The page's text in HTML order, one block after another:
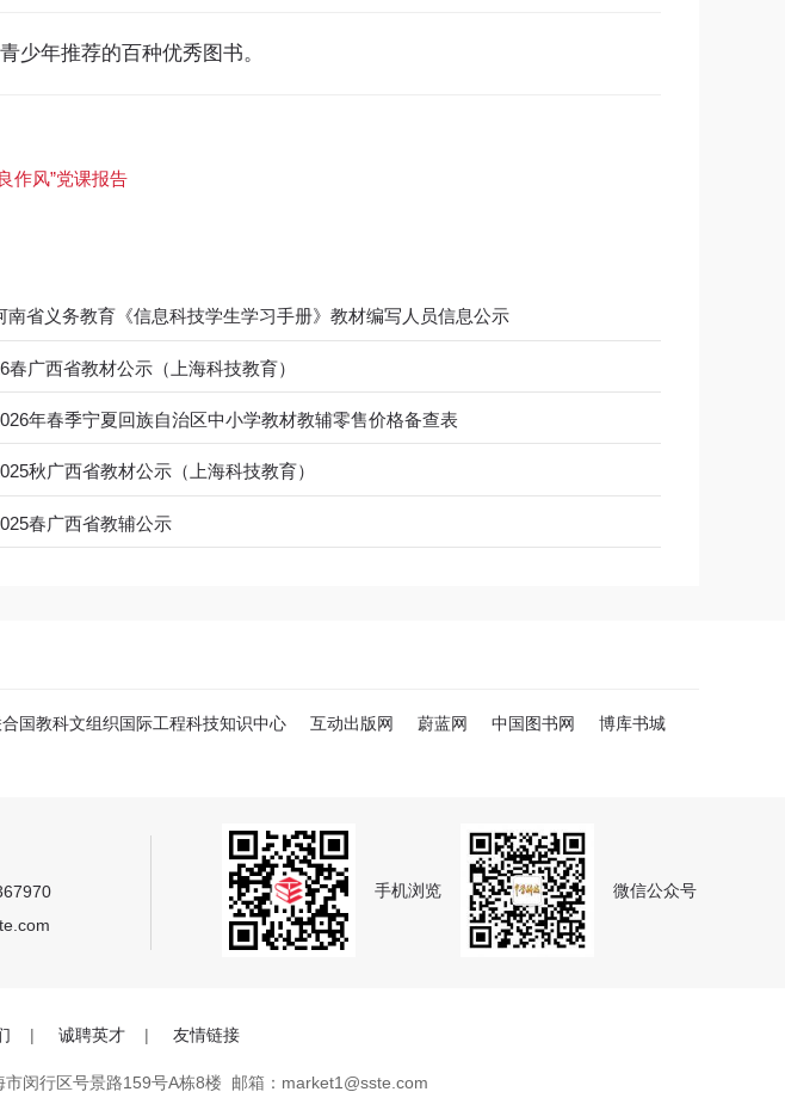
少年推荐的百种优秀图书。
作风”党课报告
南省义务教育《信息科技学生学习手册》教材编写人员信息公示
春广西省教材公示（上海科技教育）
年春季宁夏回族自治区中小学教材教辅零售价格备查表
秋广西省教材公示（上海科技教育）
春广西省教辅公示
国教科文组织国际工程科技知识中心 互动出版网 蔚蓝网 中国图书网
博库书城
手机浏览 微信公众号
| 诚聘英才 | 友情链接
闵行区号景路159号A栋8楼 邮箱：market1@sste.com